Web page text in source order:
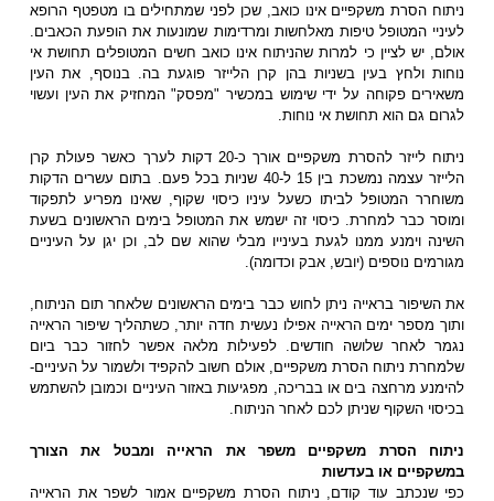
ניתוח הסרת משקפיים אינו כואב, שכן לפני שמתחילים בו מטפטף הרופא
לעיניי המטופל טיפות מאלחשות ומרדימות שמונעות את הופעת הכאבים.
אולם, יש לציין כי למרות שהניתוח אינו כואב חשים המטופלים תחושת אי
נוחות ולחץ בעין בשניות בהן קרן הלייזר פוגעת בה. בנוסף, את העין
משאירים פקוחה על ידי שימוש במכשיר "מפסק" המחזיק את העין ועשוי
לגרום גם הוא תחושת אי נוחות.
ניתוח לייזר להסרת משקפיים אורך כ-20 דקות לערך כאשר פעולת קרן
הלייזר עצמה נמשכת בין 15 ל-40 שניות בכל פעם. בתום עשרים הדקות
משוחרר המטופל לביתו כשעל עיניו כיסוי שקוף, שאינו מפריע לתפקוד
ומוסר כבר למחרת. כיסוי זה ישמש את המטופל בימים הראשונים בשעת
השינה וימנע ממנו לגעת בעינייו מבלי שהוא שם לב, וכן יגן על העיניים
מגורמים נוספים (יובש, אבק וכדומה).
את השיפור בראייה ניתן לחוש כבר בימים הראשונים שלאחר תום הניתוח,
ותוך מספר ימים הראייה אפילו נעשית חדה יותר, כשתהליך שיפור הראייה
נגמר לאחר שלושה חודשים. לפעילות מלאה אפשר לחזור כבר ביום
שלמחרת ניתוח הסרת משקפיים, אולם חשוב להקפיד ולשמור על העיניים-
להימנע מרחצה בים או בבריכה, מפגיעות באזור העיניים וכמובן להשתמש
בכיסוי השקוף שניתן לכם לאחר הניתוח.
ניתוח הסרת משקפיים משפר את הראייה ומבטל את הצורך
במשקפיים או בעדשות
כפי שנכתב עוד קודם, ניתוח הסרת משקפיים אמור לשפר את הראייה